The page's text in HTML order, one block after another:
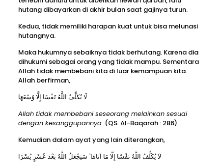
hutang dibayarkan di akhir bulan saat gajinya turun.
Kedua, tidak memiliki harapan kuat untuk bisa melunasi
hutangnya.
Maka hukumnya sebaiknya tidak berhutang. Karena dia
dihukumi sebagai orang yang tidak mampu. Sementara
Allah tidak membebani kita di luar kemampuan kita.
Allah berfirman,
لَا يُكَلِّفُ اللَّهُ نَفْسًا إِلَّا وُسْعَهَا
Allah tidak membebani seseorang melainkan sesuai
dengan kesanggupannya. (QS. Al-Baqarah : 286).
Kemudian dalam ayat yang lain diterangkan,
لَا يُكَلِّفُ اللَّهُ نَفْسًا إِلَّا مَا آتَاهَا ۚ سَيَجْعَلُ اللَّهُ بَعْدَ عُسْرٍ يُسْرًا